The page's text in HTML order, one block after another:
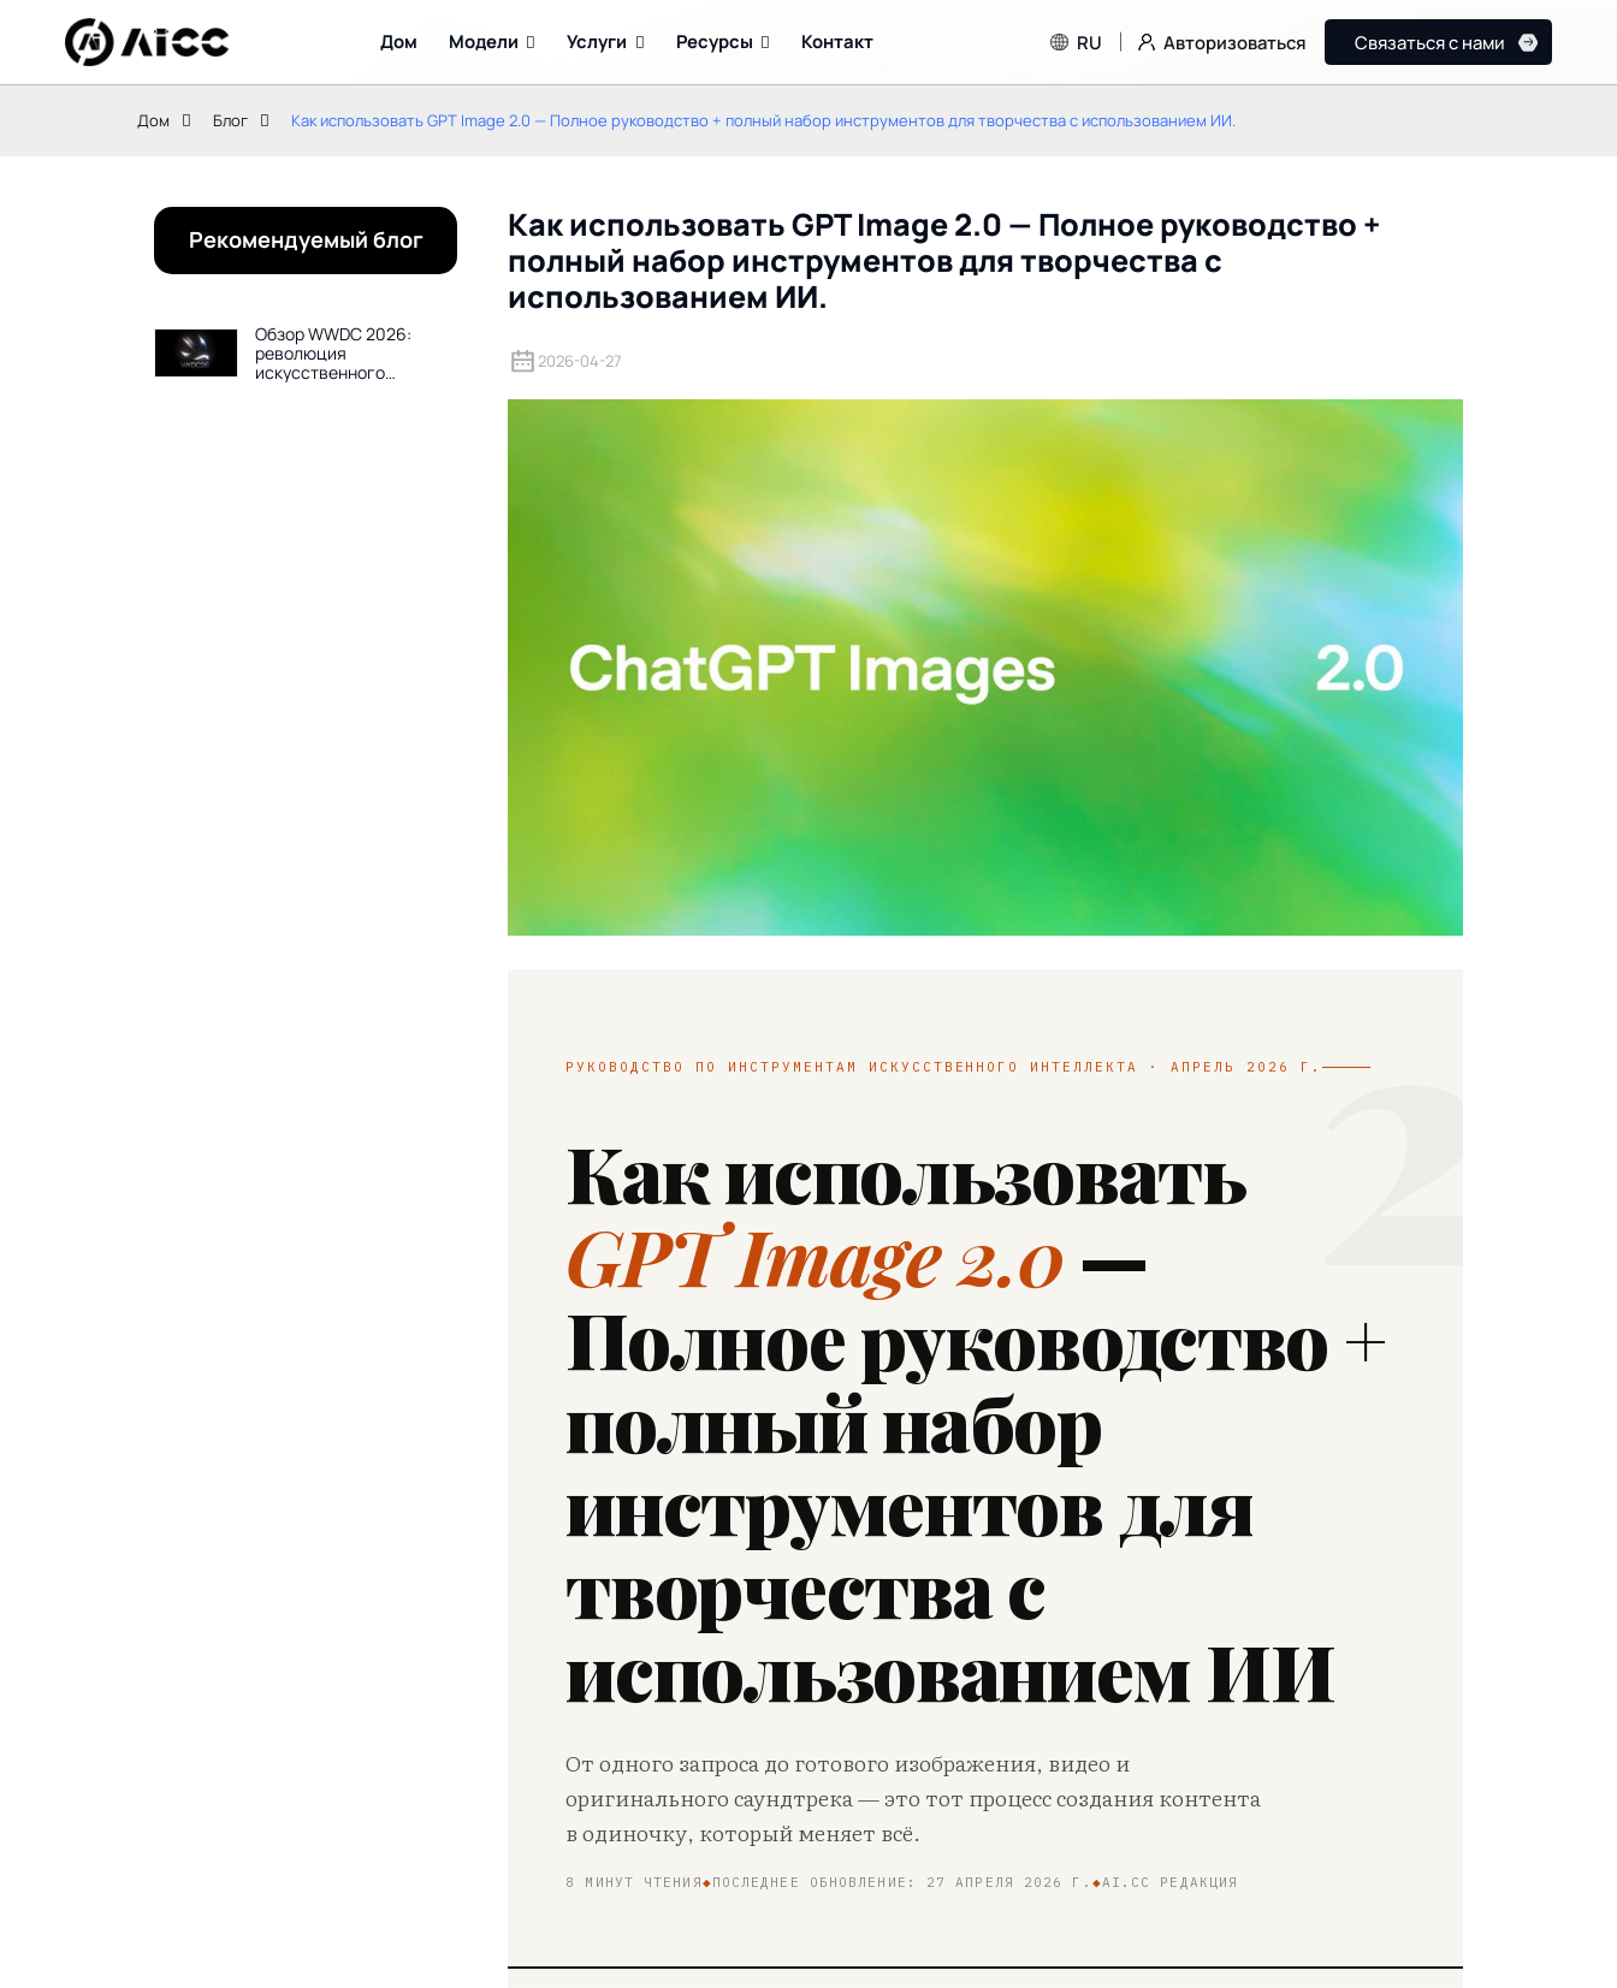
Дом Модели Услуги Ресурсы Контакт RU Авторизоваться Связаться с нами
Дом Блог Как использовать GPT Image 2.0 — Полное руководство + полный набор инструментов для творчества с использованием ИИ.
Рекомендуемый блог
Обзор WWDC 2026:
революция
искусственного
Заря агентного ИИ –
ключевые анонсы,
руководство 2026 г.)
Как использовать GPT Image 2.0 — Полное руководство +
полный набор инструментов для творчества с
использованием ИИ.
2026-04-27
2
РУКОВОДСТВО ПО ИНСТРУМЕНТАМ ИСКУССТВЕННОГО ИНТЕЛЛЕКТА · АПРЕЛЬ 2026 Г.
Как использовать
GPT Image 2.0 —
Полное руководство +
полный набор
инструментов для
творчества с
использованием ИИ
От одного запроса до готового изображения, видео и
оригинального саундтрека — это тот процесс создания контента
в одиночку, который меняет всё.
8 МИНУТ ЧТЕНИЯ◆ПОСЛЕДНЕЕ ОБНОВЛЕНИЕ: 27 АПРЕЛЯ 2026 Г. ◆AI.CC РЕДАКЦИЯ